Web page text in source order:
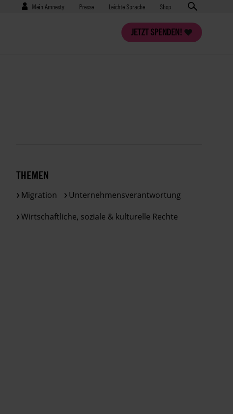
Benutzermenü
Mein Amnesty Presse
Presse Leichte Sprache Shop
JETZT SPENDEN!
THEMEN
Migration
Unternehmensverantwortung
Wirtschaftliche, soziale & kulturelle Rechte